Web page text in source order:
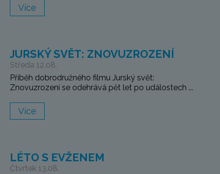
Více
JURSKÝ SVĚT: ZNOVUZROZENÍ
Středa 12.08.
Příběh dobrodružného filmu Jurský svět:
Znovuzrození se odehrává pět let po událostech ...
Více
LÉTO S EVŽENEM
Čtvrtek 13.08.